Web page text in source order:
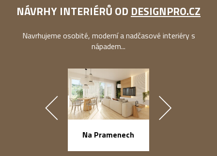
NÁVRHY INTERIÉRŮ OD DESIGNPRO.CZ
Navrhujeme osobité, moderní a nadčasové interiéry s
nápadem...
Na Pramenech